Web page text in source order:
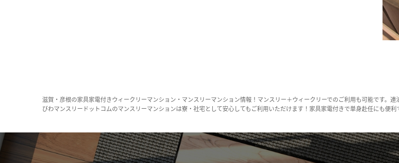
滋賀・彦根の家具家電付きウィークリーマンション・マンスリーマンション情報！マンスリー＋ウィークリーでのご利用も可能です。連
びわマンスリードットコムのマンスリーマンションは寮・社宅として安心してもご利用いただけます！家具家電付きで単身赴任にも便利